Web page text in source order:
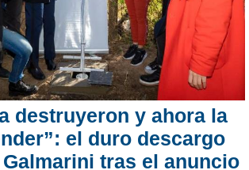
destruyeron y ahora la
el duro descargo
Galmarini tras el anuncio